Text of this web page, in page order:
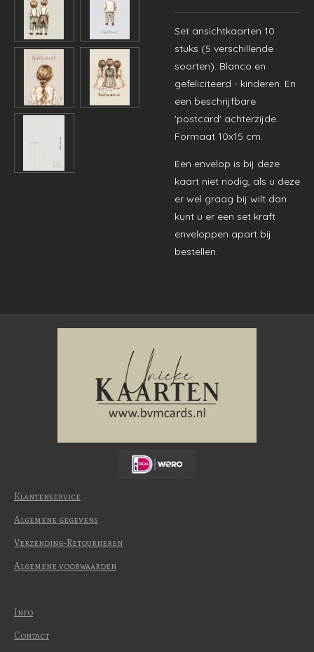
Set ansichtkaarten 10
stuks (5 verschillende
soorten). Blanco en
gefeliciteerd - kinderen. En
een beschrijfbare
'postcard' achterzijde.
Formaat 10x15 cm.
Een envelop is bij deze
kaart niet nodig, als u deze
er wel graag bij wilt dan
kunt u er een set kraft
enveloppen apart bij
bestellen.
Klantenservice
Algemene gegevens
Verzending-Retourneren
Algemene voorwaarden
Info
Contact